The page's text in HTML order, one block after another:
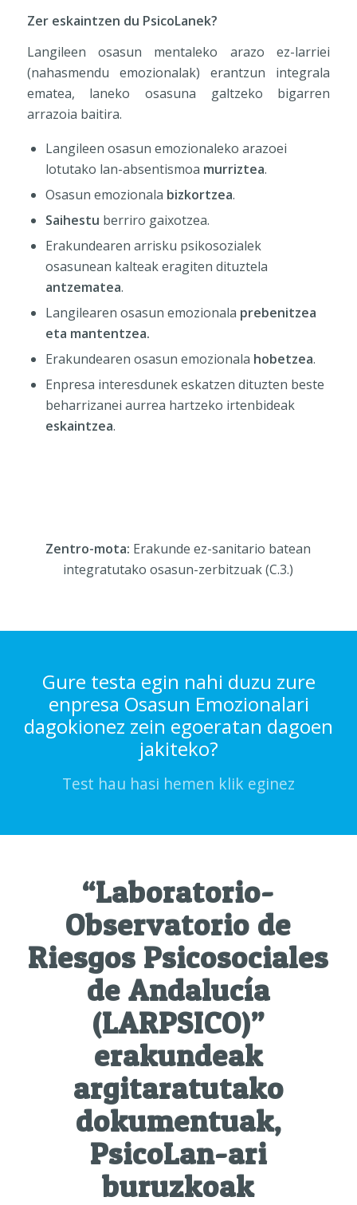
Zer eskaintzen du PsicoLanek?
Langileen osasun mentaleko arazo ez-larriei
(nahasmendu emozionalak) erantzun integrala
ematea, laneko osasuna galtzeko bigarren
arrazoia baitira.
Langileen osasun emozionaleko arazoei
lotutako lan-absentismoa murriztea.
Osasun emozionala bizkortzea.
Saihestu berriro gaixotzea.
Erakundearen arrisku psikosozialek
osasunean kalteak eragiten dituztela
antzematea.
Langilearen osasun emozionala prebenitzea
eta mantentzea.
Erakundearen osasun emozionala hobetzea.
Enpresa interesdunek eskatzen dituzten beste
beharrizanei aurrea hartzeko irtenbideak
eskaintzea.
Zentro-mota: Erakunde ez-sanitario batean
integratutako osasun-zerbitzuak (C.3.)
Gure testa egin nahi duzu zure
enpresa Osasun Emozionalari
dagokionez zein egoeratan dagoen
jakiteko?
Test hau hasi hemen klik eginez
“Laboratorio-
Observatorio de
Riesgos Psicosociales
de Andalucía
(LARPSICO)”
erakundeak
argitaratutako
dokumentuak,
PsicoLan-ari
buruzkoak